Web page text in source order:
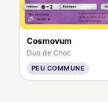
Cosmovum
Duo de Choc
PEU COMMUNE